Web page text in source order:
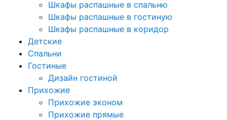
Шкафы распашные в спальню
Шкафы распашные в гостиную
Шкафы распашные в коридор
Детские
Спальни
Гостиные
Дизайн гостиной
Прихожие
Прихожие эконом
Прихожие прямые